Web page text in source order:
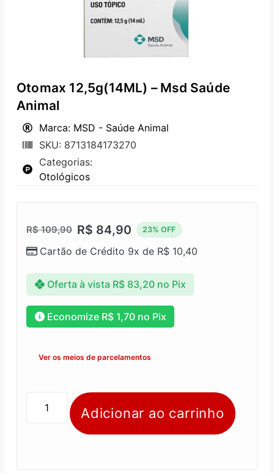
Otomax 12,5g(14ML) – Msd Saúde
Animal
Marca: MSD - Saúde Animal
SKU: 8713184173270
Categorias:
Otológicos
R$109,90 R$ 84,90 23% OFF
Cartão de Crédito 9x de R$ 10,40
Oferta à vista R$83,20 no Pix
Economize R$1,70no Pix
Ver os meios de parcelamentos
Adicionar ao carrinho